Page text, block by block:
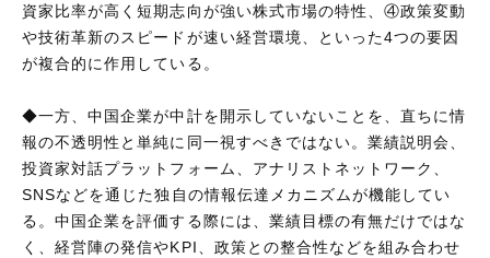
資家比率が高く短期志向が強い株式市場の特性、④政策変動
や技術革新のスピードが速い経営環境、といった4つの要因
が複合的に作用している。
◆一方、中国企業が中計を開示していないことを、直ちに情
報の不透明性と単純に同一視すべきではない。業績説明会、
投資家対話プラットフォーム、アナリストネットワーク、
SNSなどを通じた独自の情報伝達メカニズムが機能してい
る。中国企業を評価する際には、業績目標の有無だけではな
く、経営陣の発信やKPI、政策との整合性などを組み合わせ